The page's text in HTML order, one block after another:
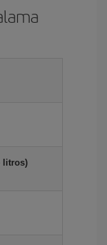
litros)